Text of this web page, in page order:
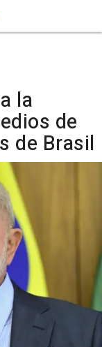
la
de
de Brasil